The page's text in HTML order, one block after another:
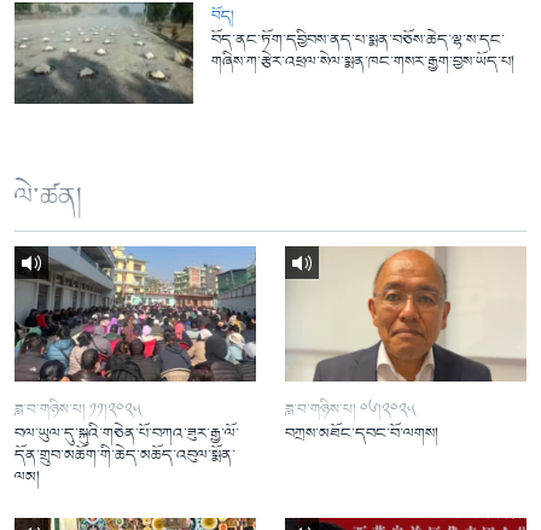
བོད།
བོད་ནང་ཏོག་དབྱིབས་ནད་པ་སྨན་བཅོས་ཆེད་ལྷ་ས་དང་
གཞིས་ཀ་རྩེར་འཕྲལ་སེལ་སྨན་ཁང་གསར་རྒྱག་བྱས་ཡོད་པ།
ལེ་ཚན།
ཟླ་བ་གཉིས་པ། ༡༡།༢༠༢༥
བལ་ཡུལ་དུ་སྐུའི་གཅེན་པོ་བཀའ་ཟུར་རྒྱ་ལོ་
དོན་གྲུབ་མཆོག་གི་ཆེད་མཆོད་འབུལ་སྨོན་
ལམ།
ཟླ་བ་གཉིས་པ། ༠༦།༢༠༢༥
བཀྲས་མཐོང་དབང་བོ་ལགས།